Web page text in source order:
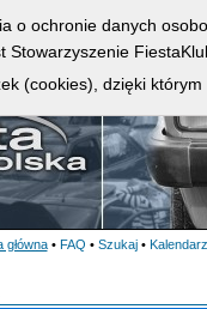
główna • FAQ • Szukaj • Kalendarz
o ochronie danych
Stowarzyszenie
(cookies), dzięki